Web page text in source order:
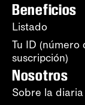
Beneficios
Listado
Tu ID (número
suscripción)
Nosotros
Sobre la diaria